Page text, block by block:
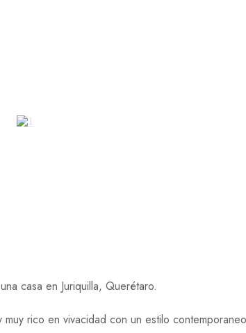
casa en Juriquilla, Querétaro.
rico en vivacidad con un estilo